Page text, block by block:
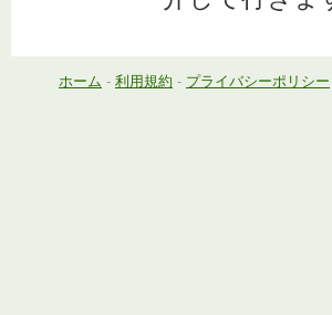
ホーム - 利用規約 - プライバシーポリシー